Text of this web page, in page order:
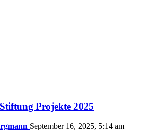
Projekte 2025
September 16, 2025, 5:14 am